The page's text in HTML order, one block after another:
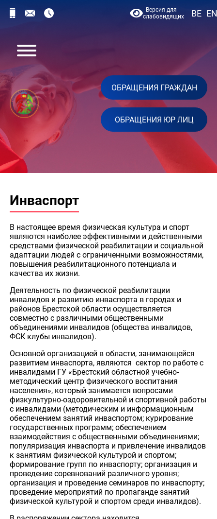
Версия для
слабовидящих
BE EN
ОБРАЩЕНИЯ ГРАЖДАН
ОБРАЩЕНИЯ ЮР ЛИЦ
Инваспорт
В настоящее время физическая культура и спорт
являются наиболее эффективными и действенными
средствами физической реабилитации и социальной
адаптации людей с ограниченными возможностями,
повышения реабилитационного потенциала и
качества их жизни.
Деятельность по физической реабилитации
инвалидов и развитию инваспорта в городах и
районов Брестской области осуществляется
совместно с различными общественными
объединениями инвалидов (общества инвалидов,
ФСК клубы инвалидов).
Основной организацией в области, занимающейся
развитием инваспорта, являются сектор по работе с
инвалидами ГУ «Брестский областной учебно-
методический центр физического воспитания
населения», который занимается вопросами
физкультурно-оздоровительной и спортивной работы
с инвалидами (методическим и информационным
обеспечением занятий инваспортом; курирование
государственных программ; обеспечением
взаимодействия с общественными объединениями;
популяризация инваспорта и привлечение инвалидов
к занятиям физической культурой и спортом;
формирование групп по инваспорту; организация и
проведение соревнований различного уровня;
организация и проведение семинаров по инваспорту;
проведение мероприятий по пропаганде занятий
физической культурой и спортом среди инвалидов).